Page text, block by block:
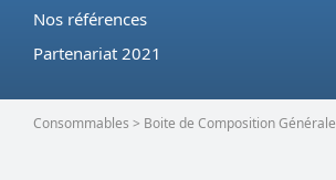
Nos références
Partenariat 2021
Consommables > Boite de Composition Générale